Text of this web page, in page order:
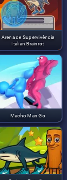
Arena de Supervivència
Italian Brainrot
Macho Man Go